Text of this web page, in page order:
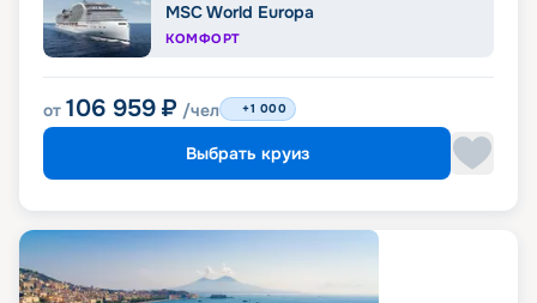
MSC World Europa
КОМФОРТ
от 106 959 ₽ /чел +1 000
Выбрать круиз